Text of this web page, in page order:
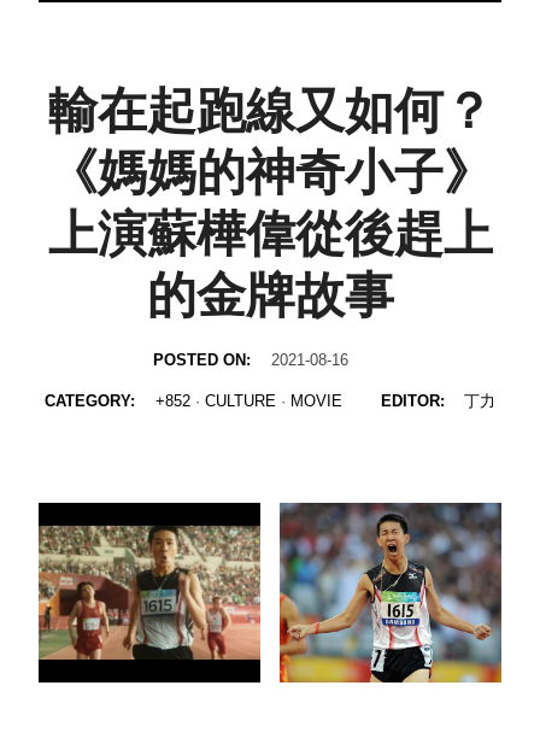
輸在起跑線又如何？
《媽媽的神奇小子》
上演蘇樺偉從後趕上
的金牌故事
POSTED ON: 2021-08-16
CATEGORY: +852· CULTURE · MOVIE EDITOR: 丁力